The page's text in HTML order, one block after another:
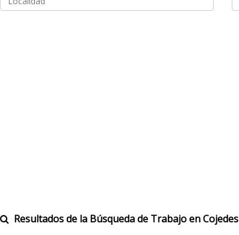
Resultados de la Búsqueda de Trabajo en Cojedes